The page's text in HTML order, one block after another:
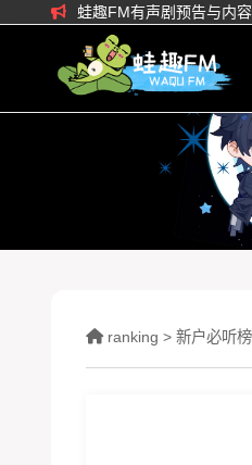
蛙趣FM有声剧预告与内
ranking > 新户必听榜